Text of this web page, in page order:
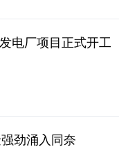
电厂项目正式开工
劲涌入同奈